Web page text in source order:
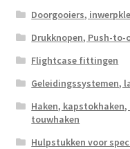
Doorgooiers,
Drukknopen, Push-
Flightcase fittingen
Geleidingssystemen,
Haken,
touwhaken
Hulpstukken voor